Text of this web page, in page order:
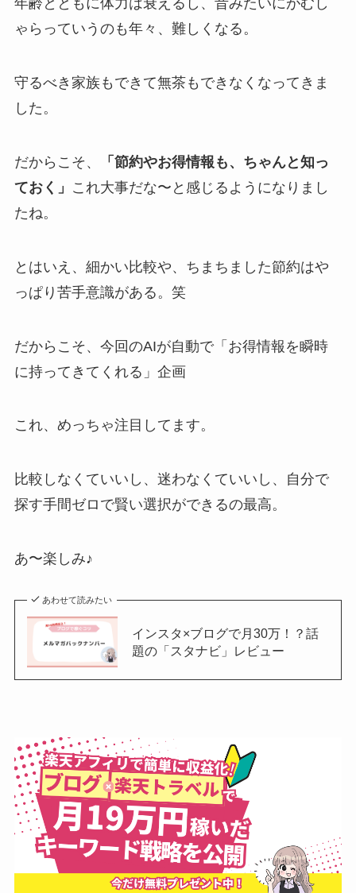
年齢とともに体力は衰えるし、昔みたいにがむし
ゃらっていうのも年々、難しくなる。
守るべき家族もできて無茶もできなくなってきま
した。
だからこそ、
「節約やお得情報も、ちゃんと知っ
ておく」 これ大事だな〜と感じるようになりまし
たね。
とはいえ、細かい比較や、ちまちました節約はや
っぱり苦手意識がある。笑
だからこそ、今回のAIが自動で「お得情報を瞬時
に持ってきてくれる」企画
これ、めっちゃ注目してます。
比較しなくていいし、迷わなくていいし、自分で
探す手間ゼロで賢い選択ができるの最高。
あ〜楽しみ♪
あわせて読みたい
インスタ×ブログで月30万！？話
題の「スタナビ」レビュー